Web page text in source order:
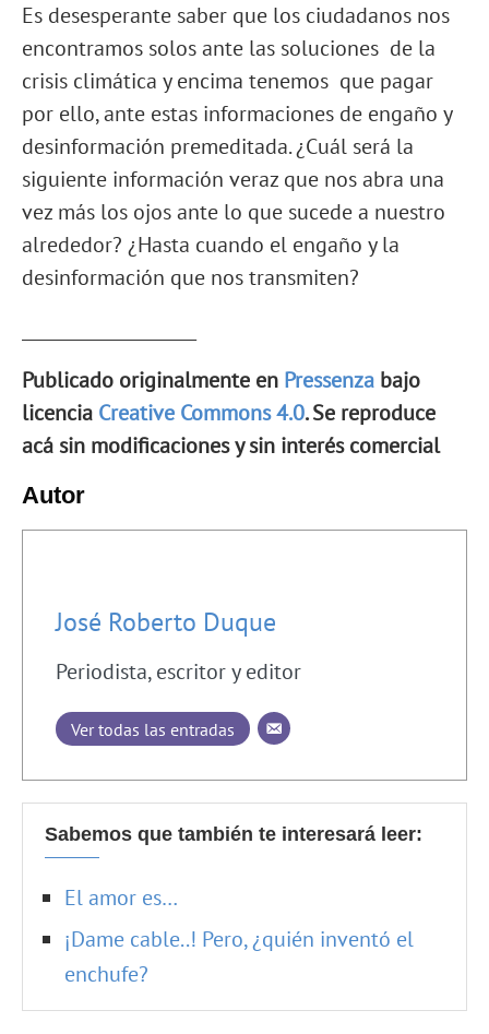
Es desesperante saber que los ciudadanos nos
encontramos solos ante las soluciones de la
crisis climática y encima tenemos que pagar
por ello, ante estas informaciones de engaño y
desinformación premeditada. ¿Cuál será la
siguiente información veraz que nos abra una
vez más los ojos ante lo que sucede a nuestro
alrededor? ¿Hasta cuando el engaño y la
desinformación que nos transmiten?
Publicado originalmente en Pressenza bajo
licencia Creative Commons 4.0. Se reproduce
acá sin modificaciones y sin interés comercial
Autor
José Roberto Duque
Periodista, escritor y editor
Ver todas las entradas
Sabemos que también te interesará leer:
El amor es…
¡Dame cable..! Pero, ¿quién inventó el
enchufe?